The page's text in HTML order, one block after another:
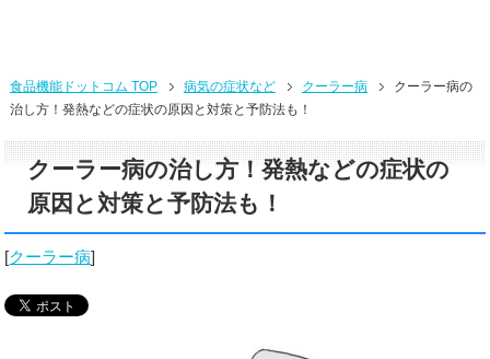
食品機能ドットコム TOP 病気の症状など クーラー病
クーラー病の
治し方！発熱などの症状の原因と対策と予防法も！
クーラー病の治し方！発熱などの症状の
原因と対策と予防法も！
[クーラー病]